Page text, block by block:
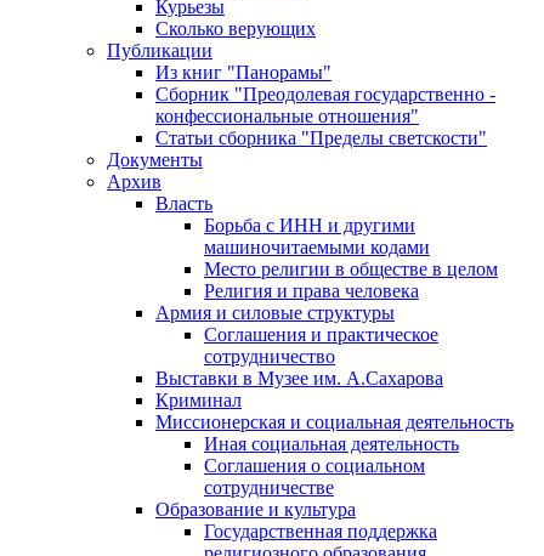
Курьезы
Сколько верующих
Публикации
Из книг "Панорамы"
Сборник "Преодолевая государственно -
конфессиональные отношения"
Статьи сборника "Пределы светскости"
Документы
Архив
Власть
Борьба с ИНН и другими
машиночитаемыми кодами
Место религии в обществе в целом
Религия и права человека
Армия и силовые структуры
Соглашения и практическое
сотрудничество
Выставки в Музее им. А.Сахарова
Криминал
Миссионерская и социальная деятельность
Иная социальная деятельность
Соглашения о социальном
сотрудничестве
Образование и культура
Государственная поддержка